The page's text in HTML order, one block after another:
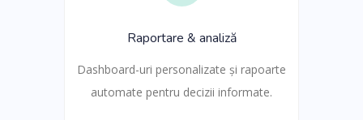
Raportare & analiză
Dashboard-uri personalizate și rapoarte
automate pentru decizii informate.